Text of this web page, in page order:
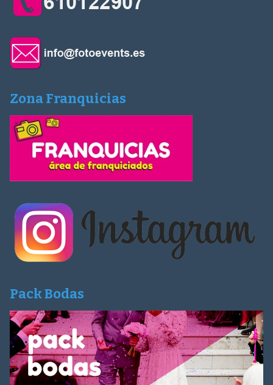
Zona Franquicias
Pack Bodas